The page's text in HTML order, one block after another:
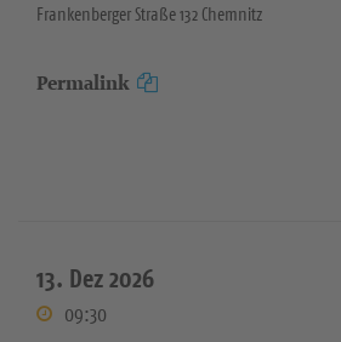
Frankenberger Straße 132 Chemnitz
Permalink
13. Dez 2026
09:30